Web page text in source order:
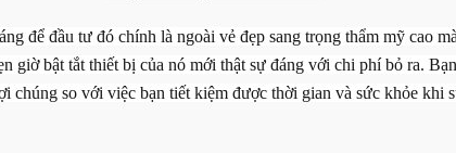
để đầu tư đó chính là ngoài vẻ đẹp sang trọng thẩm mỹ cao
giờ bật tắt thiết bị của nó mới thật sự đáng với chi phí bỏ ra.
chúng so với việc bạn tiết kiệm được thời gian và sức khỏe khi